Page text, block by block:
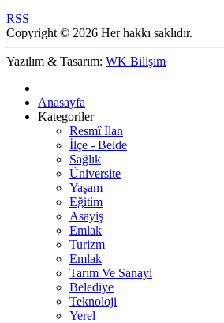
RSS
Copyright © 2026 Her hakkı saklıdır.
Yazılım & Tasarım: WK Bilişim
Anasayfa
Kategoriler
Resmî İlan
İlçe - Belde
Sağlık
Üniversite
Yaşam
Eğitim
Asayiş
Emlak
Turizm
Emlak
Tarım Ve Sanayi
Belediye
Teknoloji
Yerel